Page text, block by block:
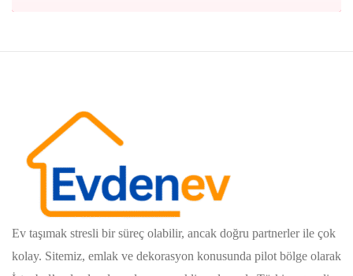
Ev taşımak stresli bir süreç olabilir, ancak doğru partnerler ile çok
kolay. Sitemiz, emlak ve dekorasyon konusunda pilot bölge olarak